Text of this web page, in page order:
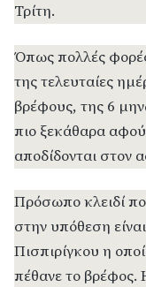
Τρίτη.
Όπως πολλές φορές
της τελευταίες
βρέφους, της 6
πιο ξεκάθαρα
αποδίδονται στον
Πρόσωπο κλειδί
στην υπόθεση
Πισπιρίγκου η
πέθανε το βρέφος.